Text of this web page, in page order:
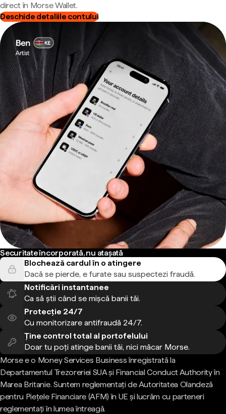
direct în Morse Wallet.
Deschide detaliile contului
Securitate încorporată, nu atașată
Blochează cardul în o atingere
Dacă se pierde, e furate sau suspectezi fraudă.
Notificări instantanee
Ca să știi când se mișcă banii tăi.
Protecție 24/7
Cu monitorizare antifraudă 24/7.
Ține control total al portofelului
Doar tu poți atinge banii tăi, nici măcar Morse.
Morse e o Money Services Business înregistrată la
Departamentul Trezoreriei SUA și Financial Conduct Authority în
Marea Britanie. Suntem reglementați de Autoritatea Olandeză
pentru Piețele Financiare (AFM) în UE și lucrăm cu parteneri
reglementați în lumea întreagă.